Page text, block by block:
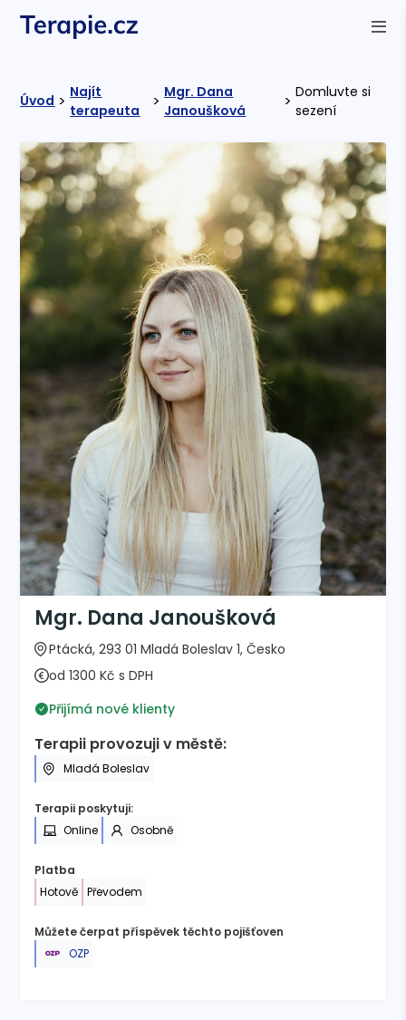
Úvod > Najít
terapeuta
> Mgr. Dana
Janoušková
> Domluvte si
sezení
Mgr. Dana Janoušková
Ptácká, 293 01 Mladá Boleslav 1, Česko
od 1300 Kč s DPH
Přijímá nové klienty
Terapii provozuji v městě:
Mladá Boleslav
Terapii poskytuji:
Online
Osobně
Platba
Hotově
Převodem
Můžete čerpat příspěvek těchto pojišťoven
OZP